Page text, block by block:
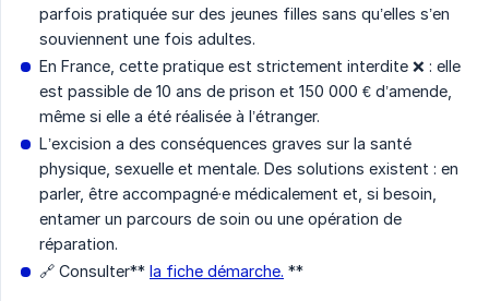
parfois pratiquée sur des jeunes filles sans qu’elles s’en
souviennent une fois adultes.
En France, cette pratique est strictement interdite ❌ : elle
est passible de 10 ans de prison et 150 000 € d’amende,
même si elle a été réalisée à l’étranger.
L’excision a des conséquences graves sur la santé
physique, sexuelle et mentale. Des solutions existent : en
parler, être accompagné·e médicalement et, si besoin,
entamer un parcours de soin ou une opération de
réparation.
🔗 Consulter** la fiche démarche. **